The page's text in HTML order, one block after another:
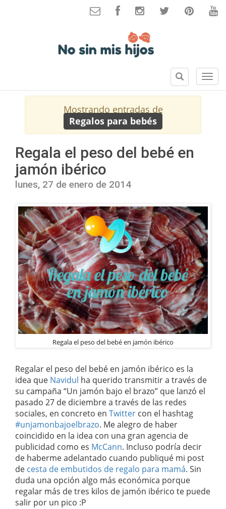
S
e
B
u
s
r
Mostrando entradas de
Regalos para bebés
Regala el peso del bebé en
jamón ibérico
lunes, 27 de enero de 2014
Regala el peso del bebé en jamón ibérico
Regalar el peso del bebé en jamón ibérico es la
idea que Navidul ha querido transmitir a través de
su campaña “Un jamón bajo el brazo” que lanzó el
pasado 27 de diciembre a través de las redes
sociales, en concreto en Twitter con el hashtag
#unjamonbajoelbrazo. Me alegro de haber
coincidido en la idea con una gran agencia de
publicidad como es McCann. Incluso podría decir
de haberme adelantado cuando publiqué mi post
de cesta de embutidos de regalo para mamá. Sin
duda una opción algo más económica porque
regalar más de tres kilos de jamón ibérico te puede
salir por un pico :P